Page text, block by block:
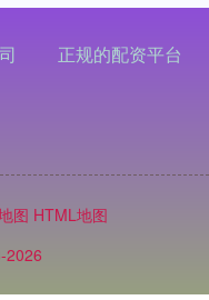
正规的配资平台
图 HTML地图
2026